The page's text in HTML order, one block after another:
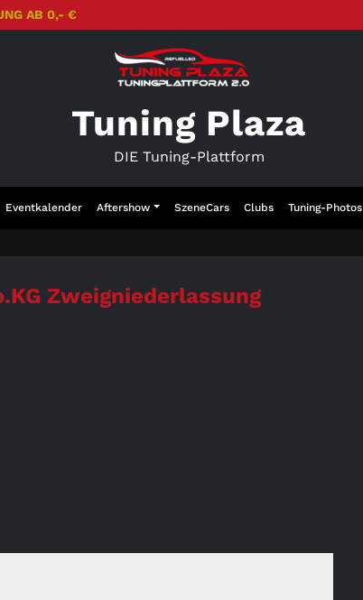
AB 0,- €
Tuning Plaza
DIE Tuning-Plattform
Eventkalender Aftershow SzeneCars Clubs Tuning-Photos
Zweigniederlassung